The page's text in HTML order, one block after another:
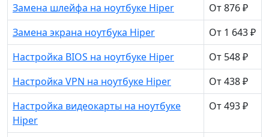
Замена шлейфа на ноутбуке Hiper
От 876 ₽
Замена экрана ноутбука Hiper
От 1 643 ₽
Настройка BIOS на ноутбуке Hiper
От 548 ₽
Настройка VPN на ноутбуке Hiper
От 438 ₽
Настройка видеокарты на ноутбуке
Hiper
От 493 ₽